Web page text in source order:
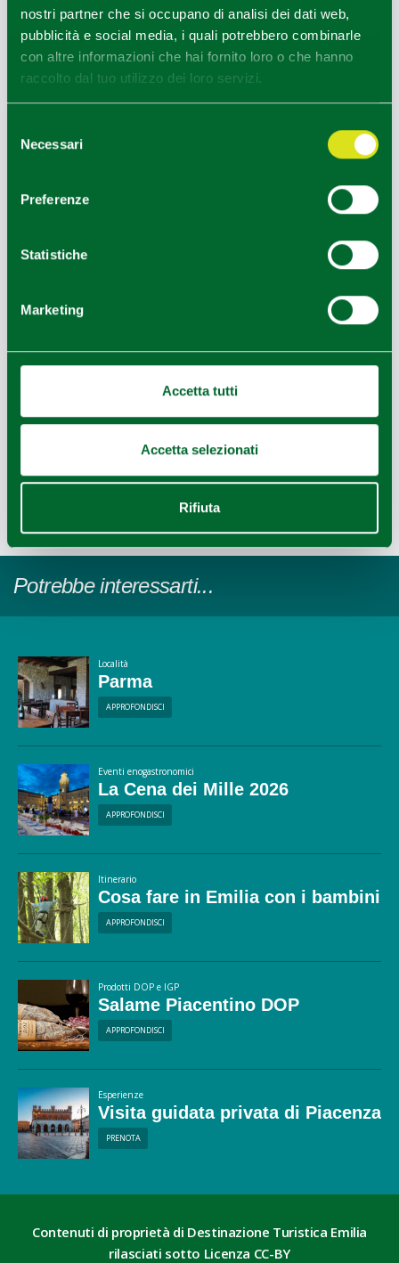
nostri partner che si occupano di analisi dei dati web,
pubblicità e social media, i quali potrebbero combinarle
con altre informazioni che hai fornito loro o che hanno
raccolto dal tuo utilizzo dei loro servizi.
delNecessari
Preferenze
Statistiche
Marketing
Accetta tutti
Accetta selezionati
Rifiuta
dell’Emilia e i suoi paesaggi collinari in modo originale e
rilassato.
Per maggiori informazioni su itinerario e costi, clicca qui
Castell'Arquato (PC), Itinerario cicloturistico parchi e castelli
CC
1 2
Ultimo aggiornamento 17/10/2025
Potrebbe interessarti...
Località
Parma
APPROFONDISCI
Eventi enogastronomici
La Cena dei Mille 2026
APPROFONDISCI
Itinerario
Cosa fare in Emilia con i bambini
APPROFONDISCI
Prodotti DOP e IGP
Salame Piacentino DOP
APPROFONDISCI
Esperienze
Visita guidata privata di Piacenza
PRENOTA
Contenuti di proprietà di Destinazione Turistica Emilia
rilasciati sotto Licenza CC-BY